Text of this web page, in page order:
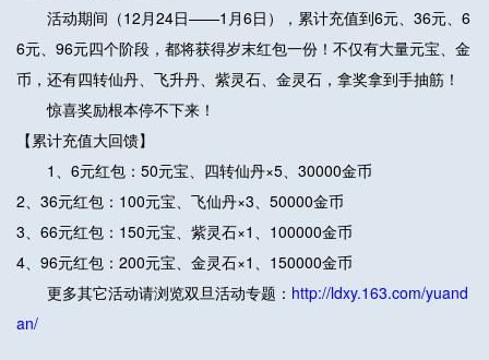
活动期间（12月24日——1月6日），累计充值到6元、36元、6
6元、96元四个阶段，都将获得岁末红包一份！不仅有大量元宝、金
币，还有四转仙丹、飞升丹、紫灵石、金灵石，拿奖拿到手抽筋！
惊喜奖励根本停不下来！
【累计充值大回馈】
1、6元红包：50元宝、四转仙丹×5、30000金币
2、36元红包：100元宝、飞仙丹×3、50000金币
3、66元红包：150元宝、紫灵石×1、100000金币
4、96元红包：200元宝、金灵石×1、150000金币
更多其它活动请浏览双旦活动专题： http://ldxy.163.com/yuand
an/